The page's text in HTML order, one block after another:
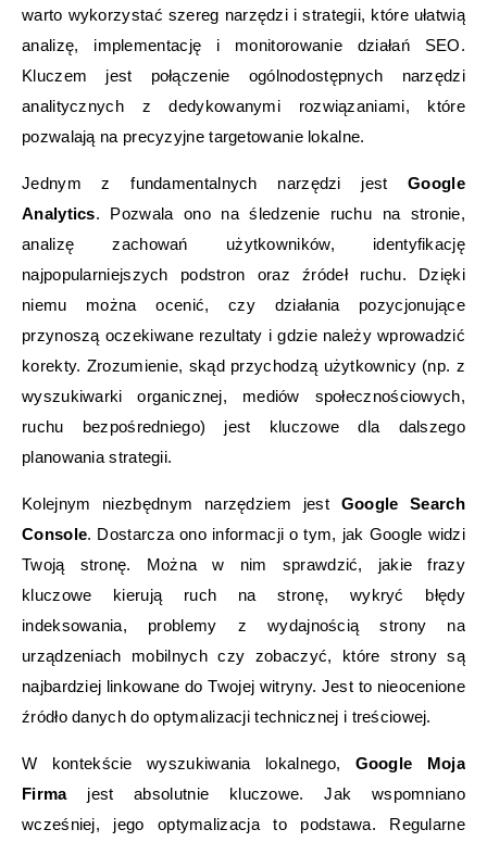
warto wykorzystać szereg narzędzi i strategii, które ułatwią
analizę, implementację i monitorowanie działań SEO.
Kluczem jest połączenie ogólnodostępnych narzędzi
analitycznych z dedykowanymi rozwiązaniami, które
pozwalają na precyzyjne targetowanie lokalne.
Jednym z fundamentalnych narzędzi jestGoogle
Analytics. Pozwala ono na śledzenie ruchu na stronie,
analizę zachowań użytkowników, identyfikację
najpopularniejszych podstron oraz źródeł ruchu. Dzięki
niemu można ocenić, czy działania pozycjonujące
przynoszą oczekiwane rezultaty i gdzie należy wprowadzić
korekty. Zrozumienie, skąd przychodzą użytkownicy (np. z
wyszukiwarki organicznej, mediów społecznościowych,
ruchu bezpośredniego) jest kluczowe dla dalszego
planowania strategii.
Kolejnym niezbędnym narzędziem jest Google Search
Console. Dostarcza ono informacji o tym, jak Google widzi
Twoją stronę. Można w nim sprawdzić, jakie frazy
kluczowe kierują ruch na stronę, wykryć błędy
indeksowania, problemy z wydajnością strony na
urządzeniach mobilnych czy zobaczyć, które strony są
najbardziej linkowane do Twojej witryny. Jest to nieocenione
źródło danych do optymalizacji technicznej i treściowej.
W kontekście wyszukiwania lokalnego, Google Moja
Firmajest absolutnie kluczowe. Jak wspomniano
wcześniej, jego optymalizacja to podstawa. Regularne